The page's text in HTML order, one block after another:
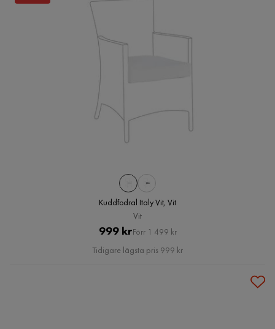
Kuddfodral Italy Vit, Vit
Vit
Pris
999 kr Original
Pris
Förr 1 499 kr
Tidigare lägsta pris 999 kr